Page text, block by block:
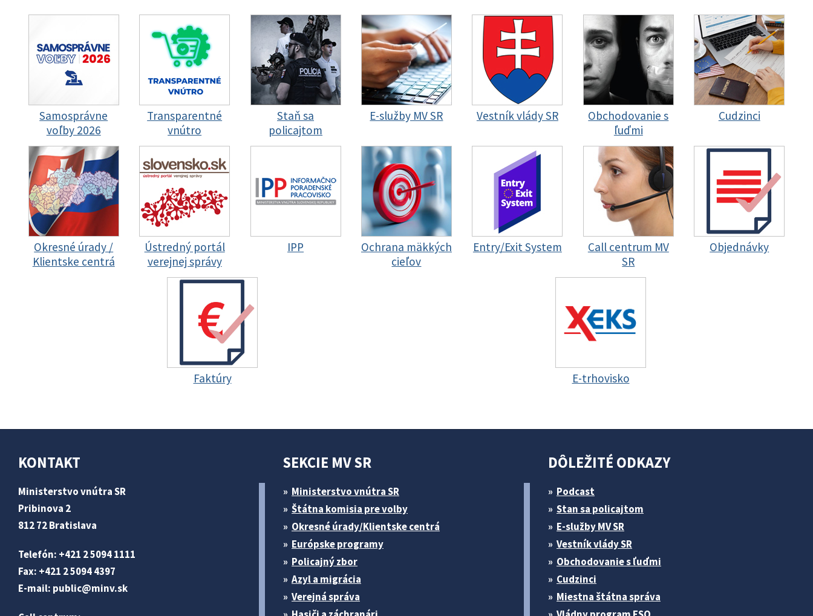
Samosprávne
voľby 2026
Transparentné
vnútro
Staň sa
policajtom
E-služby MV SR Vestník vlády SR
Obchodovanie s
ľuďmi
Cudzinci
Okresné úrady /
Klientske centrá
Ústredný portál
verejnej správy
IPP
Ochrana mäkkých
cieľov
Entry/Exit System
Call centrum MV
SR
Objednávky
Faktúry E-trhovisko
KONTAKT
Ministerstvo vnútra SR
Pribinova 2
812 72 Bratislava
Telefón: +421 2 5094 1111
Fax: +421 2 5094 4397
E-mail: public@minv.sk
SEKCIE MV SR
Ministerstvo vnútra SR
Štátna komisia pre volby
Okresné úrady/Klientske centrá
Európske programy
Policajný zbor
Azyl a migrácia
Verejná správa
DÔLEŽITÉ ODKAZY
Podcast
Stan sa policajtom
E-služby MV SR
Vestník vlády SR
Obchodovanie s ľuďmi
Cudzinci
Miestna štátna správa